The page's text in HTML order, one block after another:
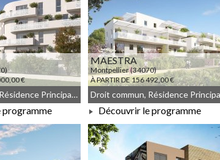
€
122 000,00 €
Droit commun, Résidence Principale, JEANBRUN, Meublé non géré
programme
MAESTRA
Montpellier (34070)
À PARTIR DE 156 492,00 €
À PARTIR DE 156 492,00 €
Découvrir le programme